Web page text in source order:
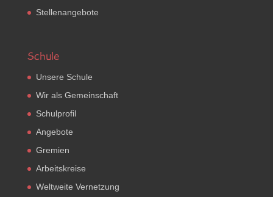
Stellenangebote
Schule
Unsere Schule
Wir als Gemeinschaft
Schulprofil
Angebote
Gremien
Arbeitskreise
Weltweite Vernetzung